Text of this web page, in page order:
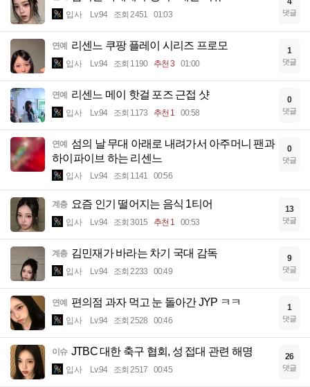
입사 Lv.94 조회 2451 01:03 댓글
연예 리센느 쿠팡 플레이 시리즈 프로모
입사 Lv.94 조회 1190 추천 3 01:00
1
댓글
연예 리센느 메이 핫걸 포즈 근접 샷
입사 Lv.94 조회 1173 추천 1 00:58
0
댓글
연예 섬의 날 무대 아래로 내려가서 아주머니 팬과
하이파이브 하는 리센느
입사 Lv.94 조회 1141 00:56
0
댓글
계층 요즘 인기 떨어지는 음식 1티어
입사 Lv.94 조회 3015 추천 1 00:53
13
댓글
계층 김민재가 바라는 차기 국대 감독
입사 Lv.94 조회 2233 00:49
9
댓글
연예 편의점 과자 먹고 눈 돌아간 JYP ㅋㅋ
입사 Lv.94 조회 2528 00:46
1
댓글
이슈 JTBC 대한 축구 협회, 성 접대 관련 해명
입사 Lv.94 조회 2517 00:45
26
댓글